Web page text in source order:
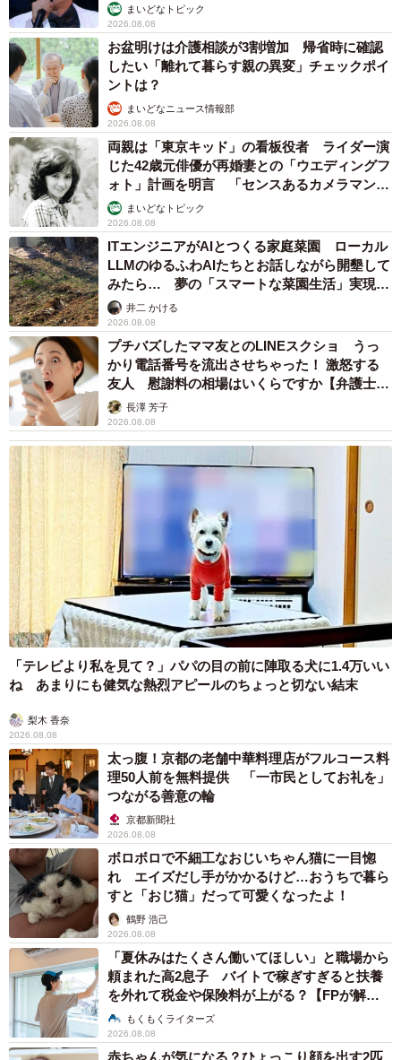
ワガタのお兄ちゃん』
「助けたいのに助けられない現実に、漫画という救いの手
を差し伸べた話です。普通に生きることがどれだけ大変
で、どれだけ幸せかを伝えることに重点を置きました」
今も精神科には定期的に通院しており、月に一度くらいは
布団から出られない日がある。だが、そんな自分も受け入
れ、とらじろうさんは1日1日を生きている。
いつか育児が落ち着いたら、商業漫画にも挑戦したい。そ
んな目標を持ち、前に進むとらじろうさんの姿は癒えない
傷の抱え方に悩んでいる人に響く。その生き方や作品の
数々に触れると、自分の命の扱い方を振り返りたくもなる
ことだろう。
まいどなトピック
2026.08.08
お盆明けは介護相談が3割増加 帰省時に確認
したい「離れて暮らす親の異変」チェックポイ
ントは？
まいどなニュース情報部
2026.08.08
両親は「東京キッド」の看板役者 ライダー演
じた42歳元俳優が再婚妻との「ウエディングフ
ォト」計画を明言 「センスあるカメラマン求
む」まいどなトピック
2026.08.08
ITエンジニアがAIとつくる家庭菜園 ローカル
LLMのゆるふわAIたちとお話しながら開墾して
みたら… 夢の「スマートな菜園生活」実現な
るか井二 かける
2026.08.08
プチバズしたママ友とのLINEスクショ うっ
かり電話番号を流出させちゃった！ 激怒する
友人 慰謝料の相場はいくらですか【弁護士が
解説】長澤 芳子
2026.08.08
「テレビより私を見て？」パパの目の前に陣取る犬に1.4万いい
ね あまりにも健気な熱烈アピールのちょっと切ない結末
梨木 香奈
2026.08.08
太っ腹！京都の老舗中華料理店がフルコース料
理50人前を無料提供 「一市民としてお礼を」
つながる善意の輪
京都新聞社
2026.08.08
ボロボロで不細工なおじいちゃん猫に一目惚
れ エイズだし手がかかるけど…おうちで暮ら
すと「おじ猫」だって可愛くなったよ！
鶴野 浩己
2026.08.08
「夏休みはたくさん働いてほしい」と職場から
頼まれた高2息子 バイトで稼ぎすぎると扶養
を外れて税金や保険料が上がる？【FPが解
説】もくもくライターズ
2026.08.08